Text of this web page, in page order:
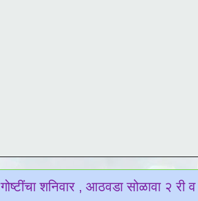
गोष्टींचा शनिवार , आठवडा सोळावा २